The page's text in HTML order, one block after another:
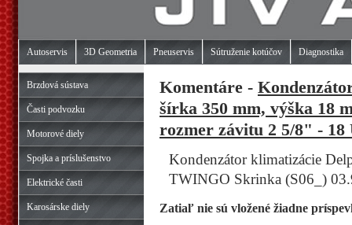
Autoservis 3D Geometria Pneuservis Sútruženie kotúčov Diagnostika
Brzdová sústava
Časti podvozku
Motorové diely
Spojka a príslušenstvo
Elektrické časti
Karosárske diely
Komentáre -
šírka 350 mm, výška 18
rozmer závitu 2 5/8" -
Kondenzátor klimatizácie
TWINGO Skrinka (S06_)
Zatiaľ nie sú vložené žiadne